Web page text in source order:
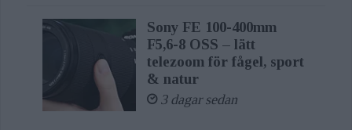
Sony FE 100-400mm
F5,6-8 OSS – lätt
telezoom för fågel, sport
& natur
3 dagar sedan